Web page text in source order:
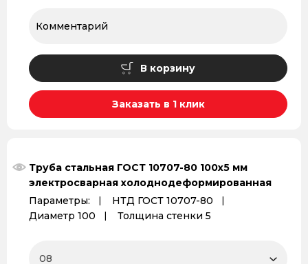
В корзину
Заказать в 1 клик
Труба стальная ГОСТ 10707-80 100х5 мм
электросварная холоднодеформированная
Параметры:
НТД ГОСТ 10707-80
Диаметр 100
Толщина стенки 5